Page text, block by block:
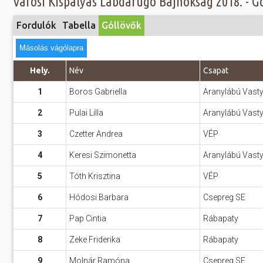
Gyerekeknek
Kiemelt rendezvények
Tanfolyam, képzés
Tábor
Egyházi, vallási
megemlékezések
Megyei kitekintő
most
Fák
Összes
Egyéb
Fordulók Tabella Góllövők
Másolás vágólapra
Hely. Név Csapat
1 Boros Gabriella Aranylábú
2 Pulai Lilla Aranylábú
3 Czetter Andrea VÉP
4 Keresi Szimonetta Aranylábú
5 Tóth Krisztina VÉP
6 Hódosi Barbara Csepreg SE
7 Pap Cintia Rábapaty
8 Zeke Friderika Rábapaty
9 Molnár Ramóna Csepreg SE